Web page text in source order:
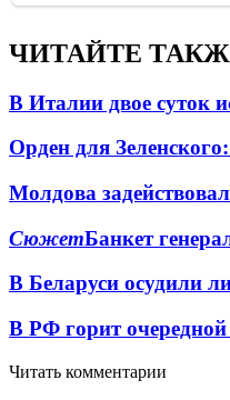
ЧИТАЙТЕ
В Италии двое суток
Орден для
Молдова
СюжетБанкет
В Беларуси осудили
В РФ горит
Читать комментарии